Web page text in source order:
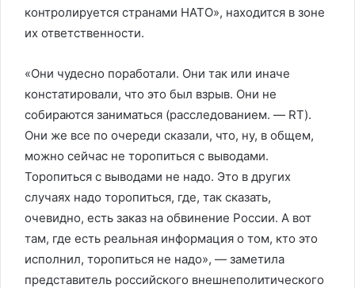
контролируется странами НАТО», находится в зоне
их ответственности.
«Они чудесно поработали. Они так или иначе
констатировали, что это был взрыв. Они не
собираются заниматься (расследованием. — RT).
Они же все по очереди сказали, что, ну, в общем,
можно сейчас не торопиться с выводами.
Торопиться с выводами не надо. Это в других
случаях надо торопиться, где, так сказать,
очевидно, есть заказ на обвинение России. А вот
там, где есть реальная информация о том, кто это
исполнил, торопиться не надо», — заметила
представитель российского внешнеполитического